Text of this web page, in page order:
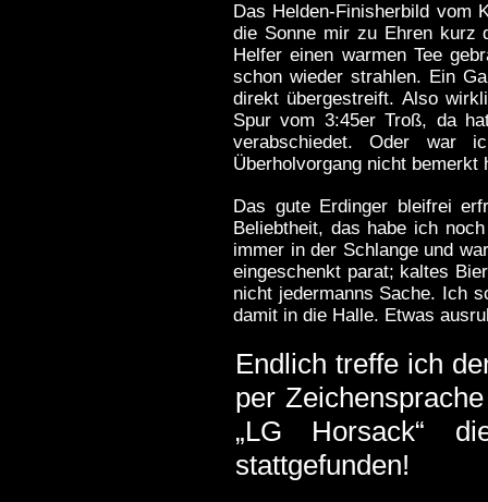
Das Helden-Finisherbild vom
die Sonne mir zu Ehren kurz
Helfer einen warmen Tee
schon wieder strahlen. Ein
direkt übergestreift. Also
Spur vom 3:45er Troß, da
verabschiedet. Oder
Überholvorgang nicht bemerkt
Das gute Erdinger bleifrei
Beliebtheit, das habe ich
immer in der Schlange und
eingeschenkt parat; kaltes
nicht jedermanns Sache. Ich
damit in die Halle. Etwas
Endlich treffe ich
per
„LG Horsack“
stattgefunden!